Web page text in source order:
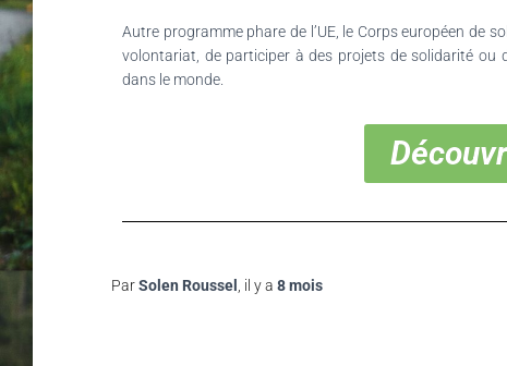
Autre programme phare de l’UE, le Corps européen de
volontariat, de participer à des projets de solidarité ou
dans le monde.
ParSolen Roussel , il y a 8 mois